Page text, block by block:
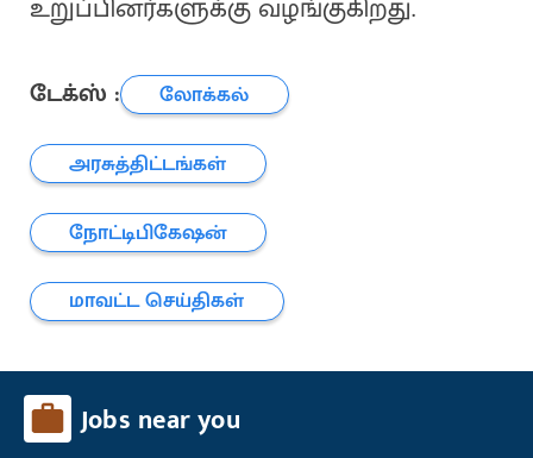
உறுப்பினர்களுக்கு வழங்குகிறது.
டேக்ஸ் :
லோக்கல்
அரசுத்திட்டங்கள்
நோட்டிபிகேஷன்
மாவட்ட செய்திகள்
Jobs near you